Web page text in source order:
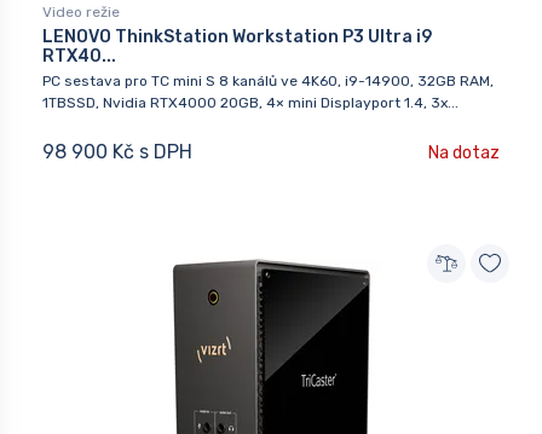
Video režie
LENOVO ThinkStation Workstation P3 Ultra i9
RTX40...
PC sestava pro TC mini S 8 kanálů ve 4K60, i9-14900, 32GB RAM,
1TBSSD, Nvidia RTX4000 20GB, 4× mini Displayport 1.4, 3x...
98 900 Kč s DPH Na dotaz